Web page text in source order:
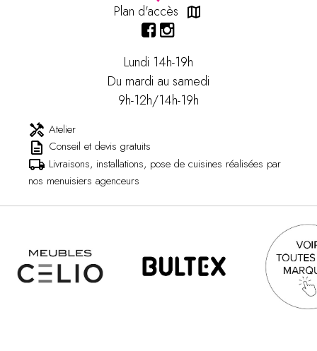
Plan d'accès map
Lundi 14h-19h
Du mardi au samedi
9h-12h/14h-19h
handyman Atelier
description Conseil et devis gratuits
local_shipping Livraisons, installations, pose de cuisines réalisées par
nos menuisiers agenceurs